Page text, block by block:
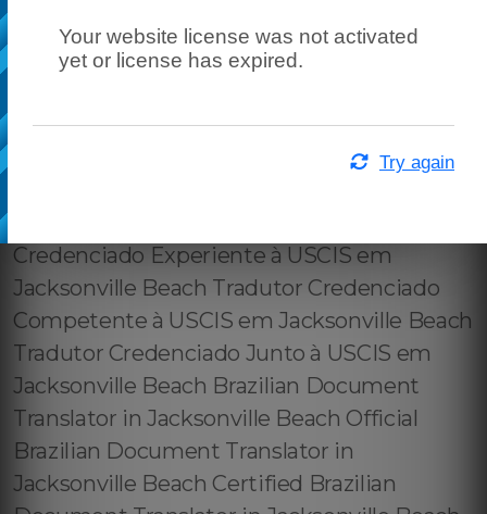
Your website license was not activated
yet or license has expired.
Try again